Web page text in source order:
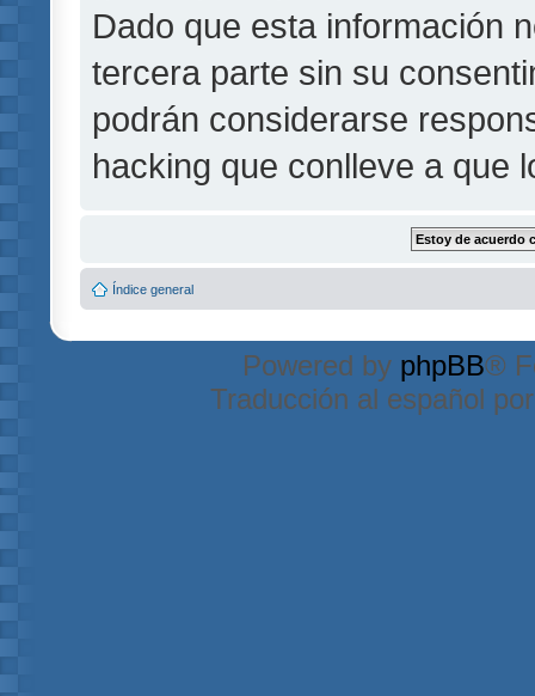
Dado que esta información
tercera parte sin su
podrán considerarse
hacking que conlleve a que
Índice general
Powered by phpBB®
Traducción al español